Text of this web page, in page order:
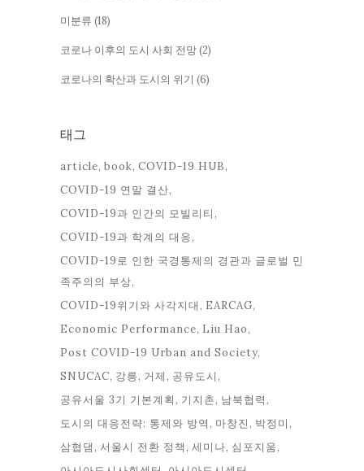
미분류 (18)
코로나 이후의 도시 사회 전망(2)
코로나의 확산과 도시의 위기 (6)
태그
article book COVID-19 HUB
COVID-19 연말 결산
COVID-19과 인간의 모빌리티
COVID-19과 학계의 대응
COVID-19로 인한 국경통제의 경관과 글로벌 민
족주의의 부상
COVID-19위기와 사각지대
EARCAG
Economic Performance Liu Hao
Post COVID-19 Urban and Society
SNUCAC 강릉 거제
공유도시
공유서울 3기 기본계획
기지촌 남북협력
도시의 대응전략: 통제와 방역
마창진
박정미
삼협댐
서울시 전환 정책 세미나 심포지움